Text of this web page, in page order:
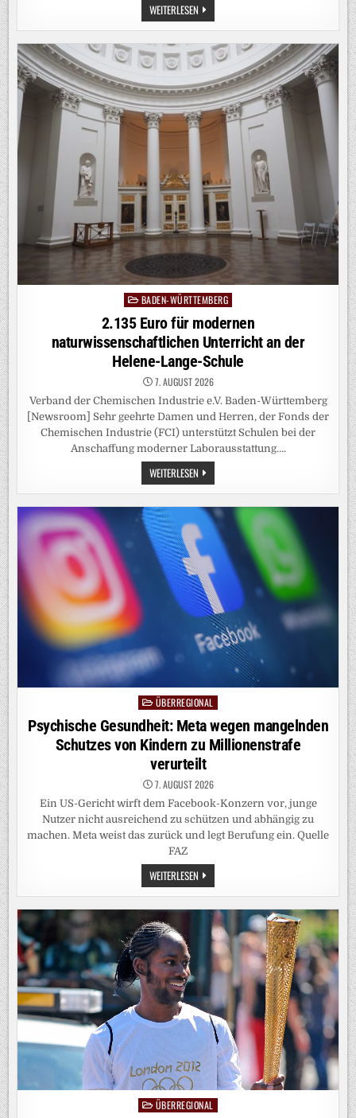
WEITERLESEN 4.000
EURO
FÜR
MODERNE
UNTERRICHTSAUSSTATTUNG
IN
WALDKIRCH
UND
ELZACH
VOM
CHEMIE-
FONDS
Posted
in
BADEN-WÜRTTEMBERG
2.135 Euro für modernen
naturwissenschaftlichen Unterricht an der
Helene-Lange-Schule
7. AUGUST 2026
Verband der Chemischen Industrie e.V. Baden-Württemberg
[Newsroom] Sehr geehrte Damen und Herren, der Fonds der
Chemischen Industrie (FCI) unterstützt Schulen bei der
Anschaffung moderner Laborausstattung….
WEITERLESEN 2.135
EURO
FÜR
MODERNEN
NATURWISSENSCHAFTLICHEN
UNTERRICHT
AN
DER
HELENE-
LANGE-
SCHULE
Posted
in
ÜBERREGIONAL
Psychische Gesundheit: Meta wegen mangelnden
Schutzes von Kindern zu Millionenstrafe
verurteilt
7. AUGUST 2026
Ein US-Gericht wirft dem Facebook-Konzern vor, junge
Nutzer nicht ausreichend zu schützen und abhängig zu
machen. Meta weist das zurück und legt Berufung ein. Quelle
FAZ
WEITERLESEN PSYCHISCHE
GESUNDHEIT:
META
WEGEN
MANGELNDEN
SCHUTZES
VON
KINDERN
MILLIONENSTRAFE
VERURTEILT
PostedÜBERREGIONAL